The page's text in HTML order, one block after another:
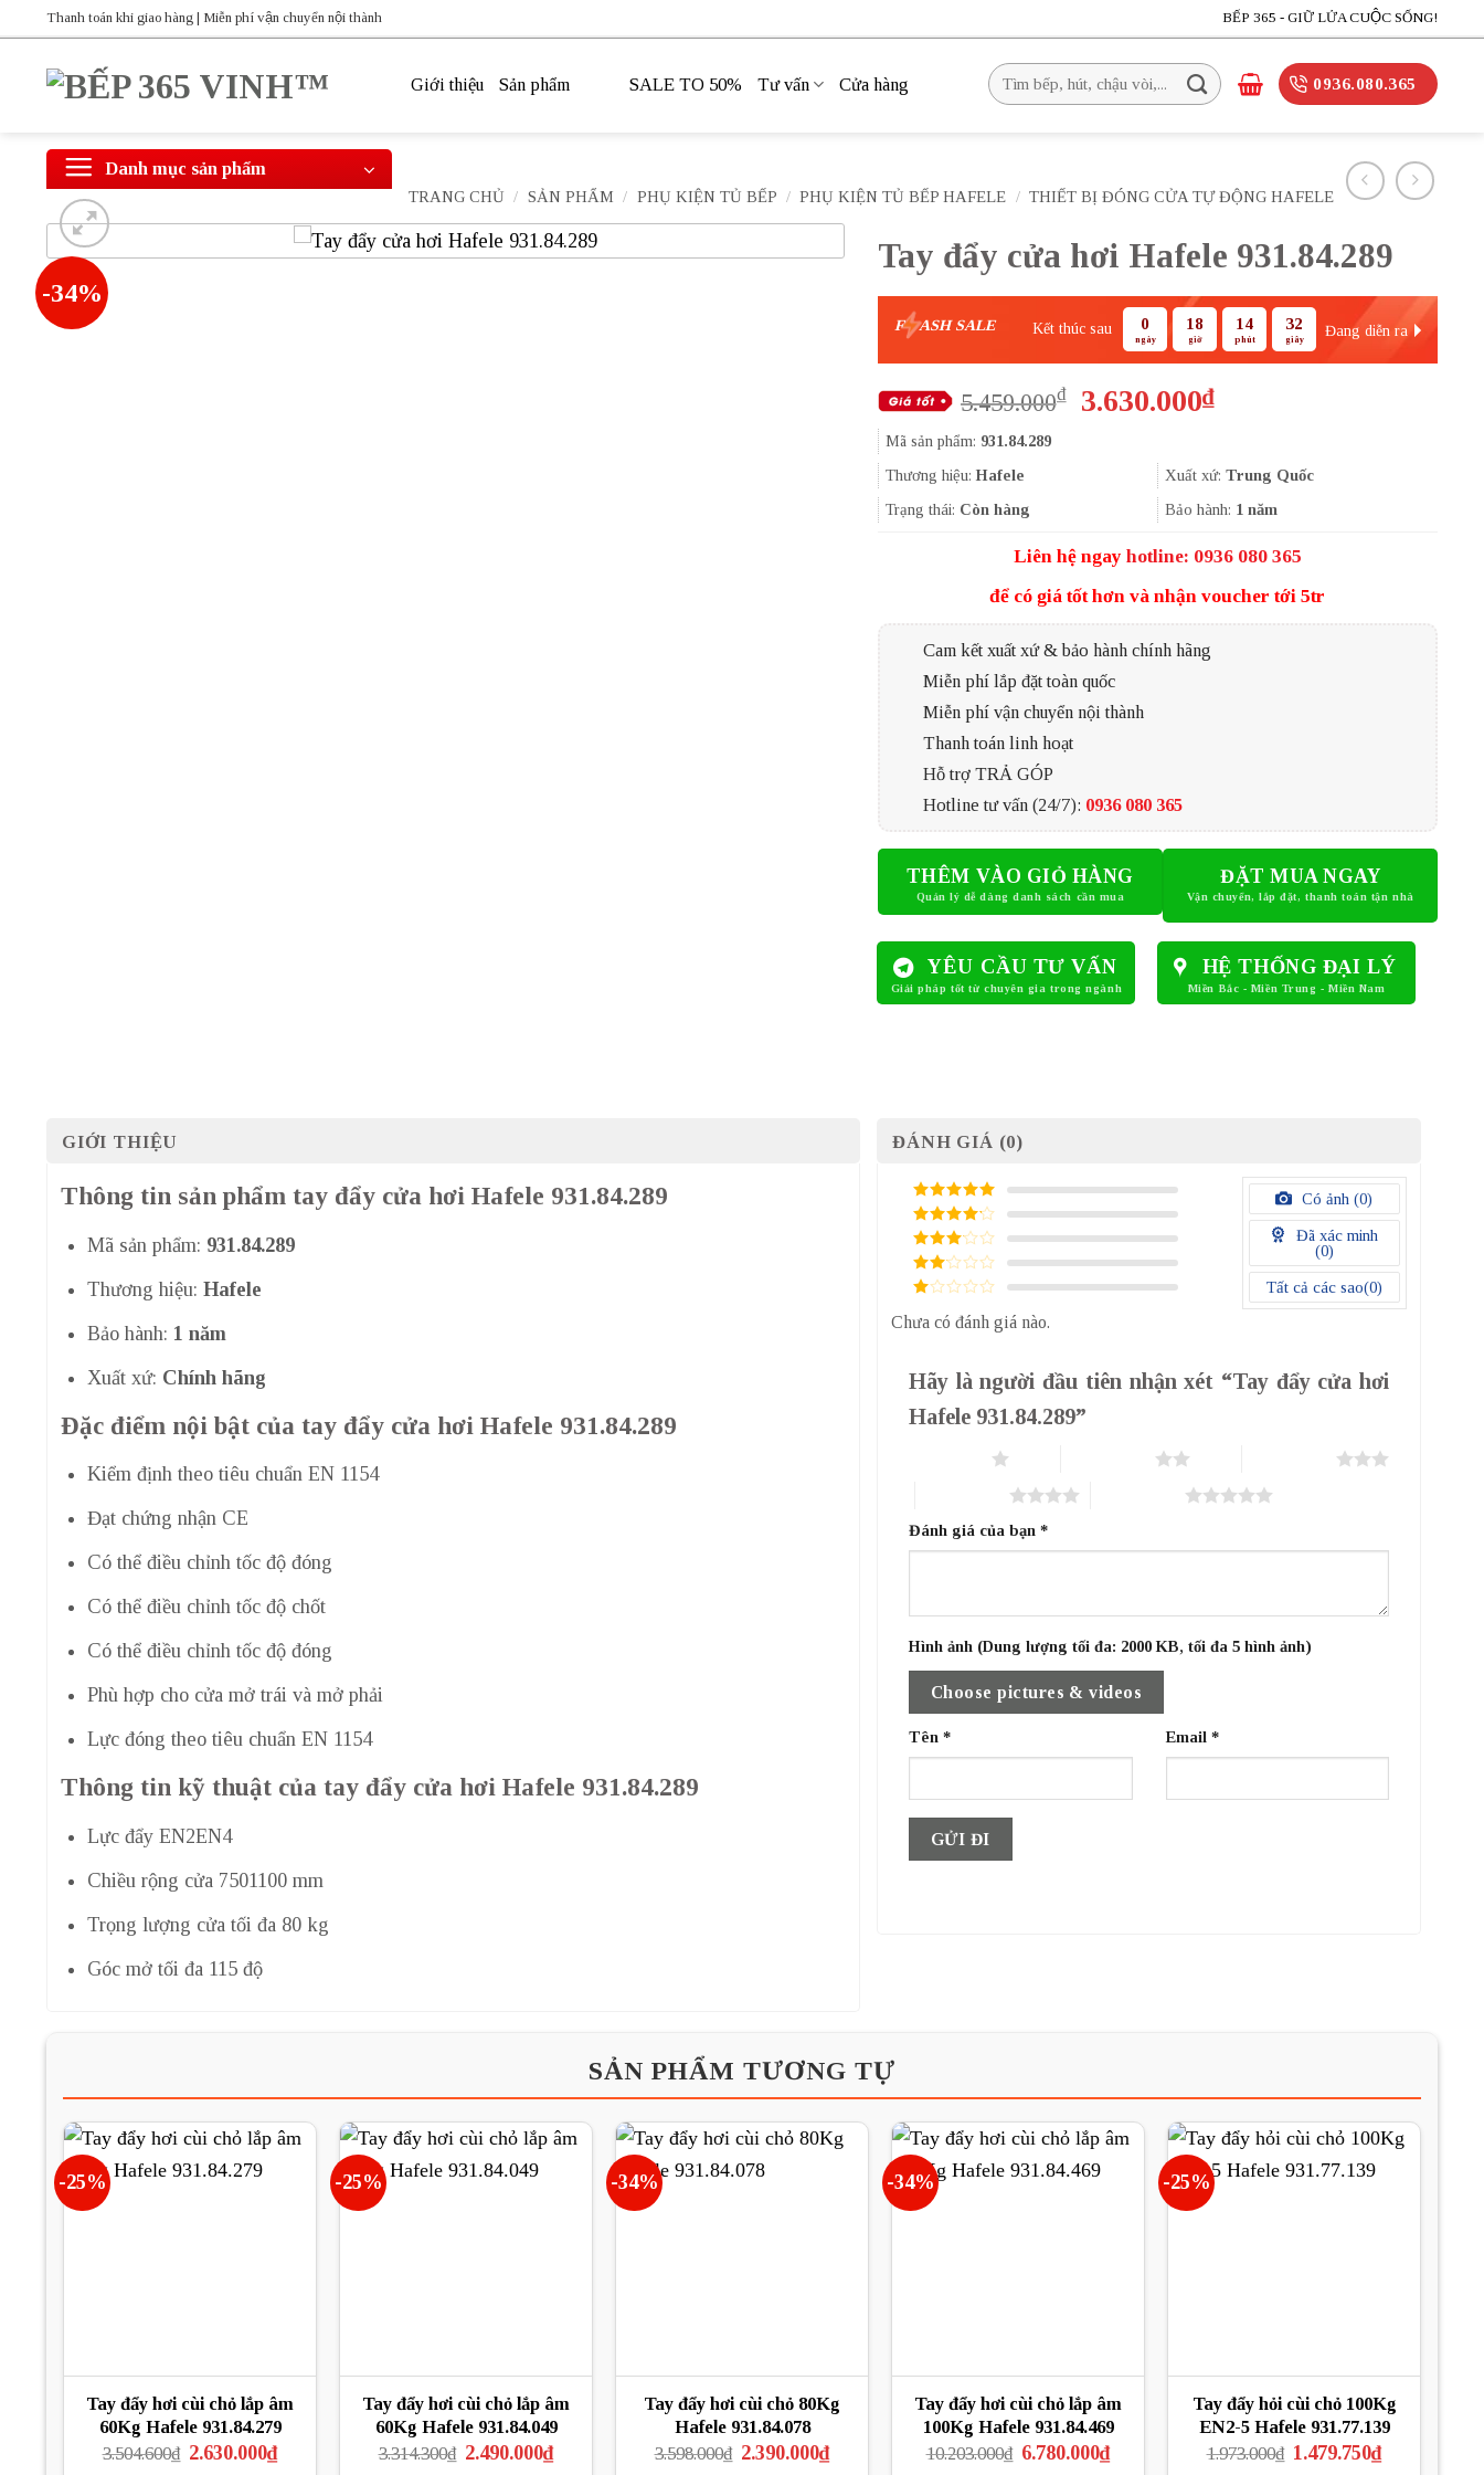
Thanh toán khi giao hàng | Miễn phí vận chuyển nội thành BẾP 365 - GIỮ LỬA CUỘC SỐNG!
Giới thiệu Sản phẩm SALE TO 50% Tư vấn Cửa hàng
Tìm
kiếm:
0936.080.365
Danh mục sản phẩm
TRANG CHỦ / SẢN PHẨM / PHỤ KIỆN TỦ BẾP / PHỤ KIỆN TỦ BẾP HAFELE / THIẾT BỊ ĐÓNG CỬA TỰ ĐỘNG HAFELE
-34%
Tay đẩy cửa hơi Hafele 931.84.289
F ASH SALE Kết thúc sau 0
ngày
18
giờ
14
phút
30
giây
Đang diễn ra
5.459.000₫
Giá
5.459.000₫.
3.630.000₫Giá
là:
3.630.000₫.
Mã sản phẩm: 931.84.289
Thương hiệu:Hafele Xuất xứ:Trung Quốc
Trạng thái: Còn hàng Bảo hành: 1 năm
Liên hệ ngay hotline: 0936 080 365
để có giá tốt hơn và nhận voucher tới 5tr
Cam kết xuất xứ & bảo hành chính hãng
Miễn phí lắp đặt toàn quốc
Miễn phí vận chuyển nội thành
Thanh toán linh hoạt
Hỗ trợ TRẢ GÓP
Hotline tư vấn (24/7): 0936 080 365
THÊM VÀO GIỎ HÀNG ĐẶT MUA NGAY
YÊU CẦU TƯ VẤN HỆ THỐNG ĐẠI LÝ
GIỚI THIỆU
Thông tin sản phẩm tay đẩy cửa hơi Hafele 931.84.289
Mã sản phẩm: 931.84.289
Thương hiệu: Hafele
Bảo hành: 1 năm
Xuất xứ: Chính hãng
Đặc điểm nội bật của tay đẩy cửa hơi Hafele 931.84.289
Kiểm định theo tiêu chuẩn EN 1154
Đạt chứng nhận CE
Có thể điều chỉnh tốc độ đóng
Có thể điều chỉnh tốc độ chốt
Có thể điều chỉnh tốc độ đóng
Phù hợp cho cửa mở trái và mở phải
Lực đóng theo tiêu chuẩn EN 1154
Thông tin kỹ thuật của tay đẩy cửa hơi Hafele 931.84.289
Lực đẩy EN2EN4
Chiều rộng cửa 7501100 mm
Trọng lượng cửa tối đa 80 kg
Góc mở tối đa 115 độ
ĐÁNH GIÁ (0)
5/ 5 điểm
4/ 5
điểm
3/ 5
điểm
2/
điểm
/
Có ảnh (0)
Đã xác minh
(0)
Tất cả các sao(0)
Chưa có đánh giá nào.
Hãy là người đầu tiên nhận xét “Tay đẩy cửa hơi
Hafele 931.84.289”
Đánh giá của bạn*
Hình ảnh (Dung lượng tối đa: 2000 KB, tối đa 5 hình ảnh)
Choose pictures & videos
Tên* Email *
SẢN PHẨM TƯƠNG TỰ
-25%
Tay đẩy hơi cùi chỏ lắp âm
60Kg Hafele 931.84.279
3.504.600₫ Giá
2.630.000₫Giá
hiện
-25%
Tay đẩy hơi cùi chỏ lắp âm
60Kg Hafele 931.84.049
3.314.300₫ Giá
2.490.000₫Giá
hiện
-34%
Tay đẩy hơi cùi chỏ 80Kg
Hafele 931.84.078
3.598.000₫ Giá
2.390.000₫Giá
hiện
-34%
Tay đẩy hơi cùi chỏ lắp âm
100Kg Hafele 931.84.469
10.203.000₫ Giá
6.780.000₫Giá
hiện
-25%
Tay đẩy hỏi cùi chỏ 100Kg
EN2-5 Hafele 931.77.139
1.973.000₫ Giá
1.479.750₫Giá
hiện